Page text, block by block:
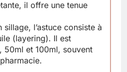
il offre une tenue
l’astuce consiste à
(layering). Il est
50ml et 100ml, souvent